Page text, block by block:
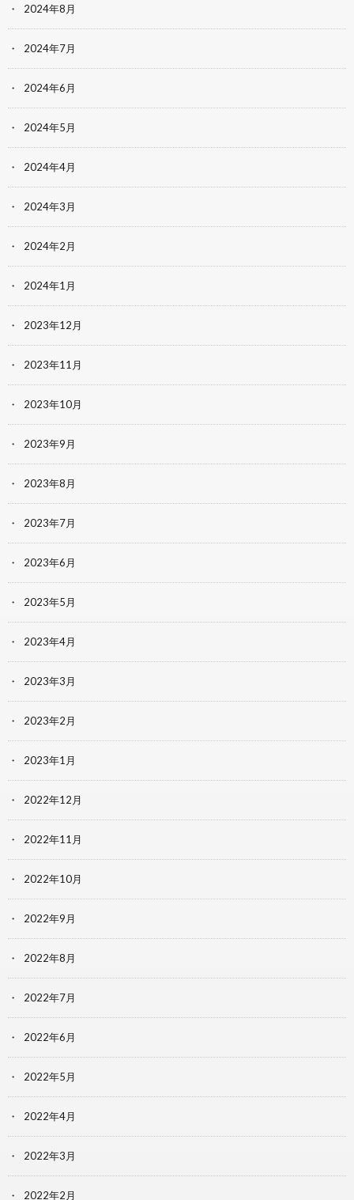
2024年8月
2024年7月
2024年6月
2024年5月
2024年4月
2024年3月
2024年2月
2024年1月
2023年12月
2023年11月
2023年10月
2023年9月
2023年8月
2023年7月
2023年6月
2023年5月
2023年4月
2023年3月
2023年2月
2023年1月
2022年12月
2022年11月
2022年10月
2022年9月
2022年8月
2022年7月
2022年6月
2022年5月
2022年4月
2022年3月
2022年2月